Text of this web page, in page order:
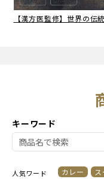
【漢方医監修】世界の伝
キーワード
人気ワード カレー